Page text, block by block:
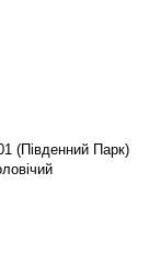
(Південний Парк)